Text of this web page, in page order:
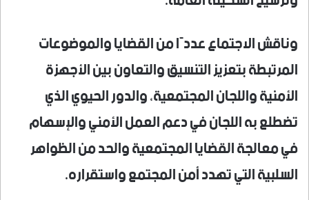
وناقش الاجتماع عددًا من القضايا والموضوعات
المرتبطة بتعزيز التنسيق والتعاون بين الأجهزة
الأمنية واللجان المجتمعية، والدور الحيوي الذي
تضطلع به اللجان في دعم العمل الأمني والإسهام
في معالجة القضايا المجتمعية والحد من الظواهر
السلبية التي تهدد أمن المجتمع واستقراره.